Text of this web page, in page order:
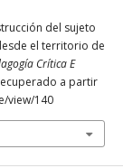
del sujeto
el territorio de
Crítica E
a partir
view/140